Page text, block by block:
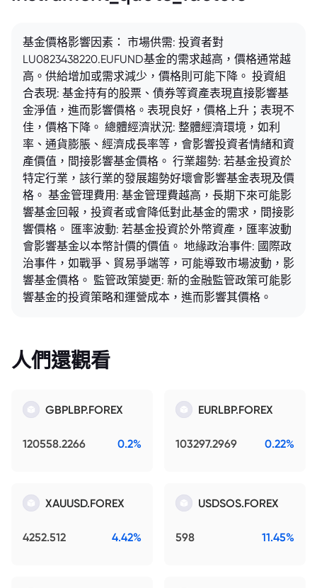
基金價格影響因素： 市場供需: 投資者對
LU0823438220.EUFUND基金的需求越高，價格通常越
高。供給增加或需求減少，價格則可能下降。 投資組
合表現: 基金持有的股票、債券等資產表現直接影響基
金淨值，進而影響價格。表現良好，價格上升；表現不
佳，價格下降。 總體經濟狀況: 整體經濟環境，如利
率、通貨膨脹、經濟成長率等，會影響投資者情緒和資
產價值，間接影響基金價格。 行業趨勢: 若基金投資於
特定行業，該行業的發展趨勢好壞會影響基金表現及價
格。 基金管理費用: 基金管理費越高，長期下來可能影
響基金回報，投資者或會降低對此基金的需求，間接影
響價格。 匯率波動: 若基金投資於外幣資產，匯率波動
會影響基金以本幣計價的價值。 地緣政治事件: 國際政
治事件，如戰爭、貿易爭端等，可能導致市場波動，影
響基金價格。 監管政策變更: 新的金融監管政策可能影
響基金的投資策略和運營成本，進而影響其價格。
人們還觀看
GBPLBP.FOREX
120558.2266 0.2%
EURLBP.FOREX
103297.2969 0.22%
XAUUSD.FOREX
4252.512 4.42%
USDSOS.FOREX
598 11.45%